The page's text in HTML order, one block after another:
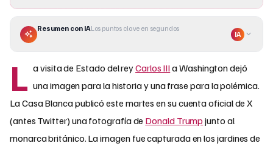
Resumen con IALos puntos clave en segundos
IA
L a visita de Estado del reyCarlos IIIa Washington dejó
una imagen para la historia y una frase para la polémica.
La Casa Blanca publicó este martes en su cuenta oficial de X
(antes Twitter) una fotografía de Donald Trump junto al
monarca británico. La imagen fue capturada en los jardines de